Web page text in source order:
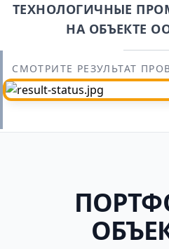
ТЕХНОЛОГИЧНЫЕ
НА ОБЪЕКТЕ
СМОТРИТЕ РЕЗУЛЬТАТ